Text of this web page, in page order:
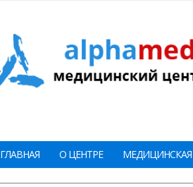
ГЛАВНАЯ О ЦЕНТРЕ